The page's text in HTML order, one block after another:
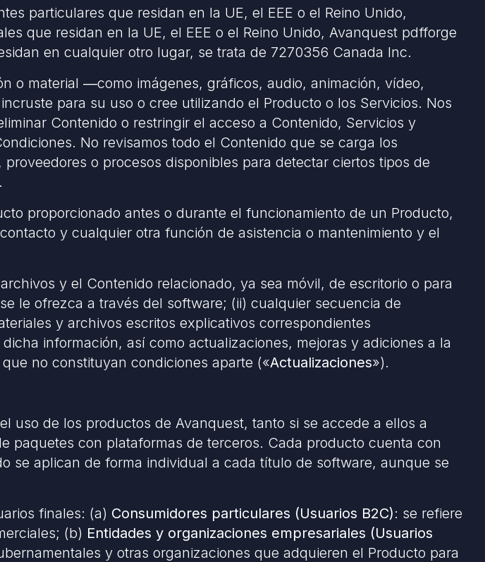
particulares que residan en la UE, el EEE o el Reino Unido,
que residan en la UE, el EEE o el Reino Unido, Avanquest pdfforge
en cualquier otro lugar, se trata de 7270356 Canada Inc.
o material ―como imágenes, gráficos, audio, animación, vídeo,
para su uso o cree utilizando el Producto o los Servicios. Nos
Contenido o restringir el acceso a Contenido, Servicios y
No revisamos todo el Contenido que se carga los
o procesos disponibles para detectar ciertos tipos de
proporcionado antes o durante el funcionamiento de un Producto,
y cualquier otra función de asistencia o mantenimiento y el
y el Contenido relacionado, ya sea móvil, de escritorio o para
le ofrezca a través del software; (ii) cualquier secuencia de
y archivos escritos explicativos correspondientes
información, así como actualizaciones, mejoras y adiciones a la
no constituyan condiciones aparte («Actualizaciones»).
uso de los productos de Avanquest, tanto si se accede a ellos a
paquetes con plataformas de terceros. Cada producto cuenta con
se aplican de forma individual a cada título de software, aunque se
finales: (a) Consumidores particulares (Usuarios B2C): se refiere
(b) Entidades y organizaciones empresariales (Usuarios
y otras organizaciones que adquieren el Producto para